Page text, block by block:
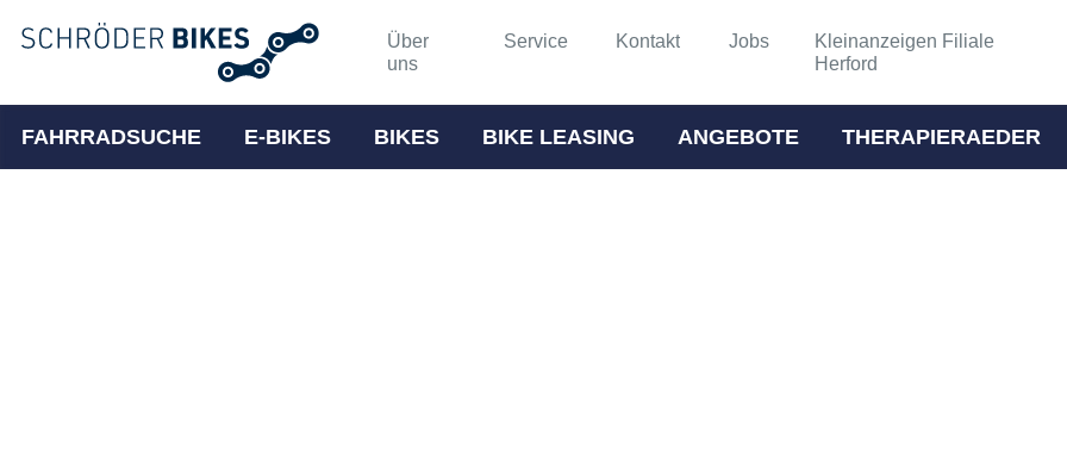
Über
uns
Service Kontakt Jobs
Kleinanzeigen Filiale
Herford
FAHRRADSUCHE E-BIKES BIKES BIKE LEASING ANGEBOTE THERAPIERAEDER